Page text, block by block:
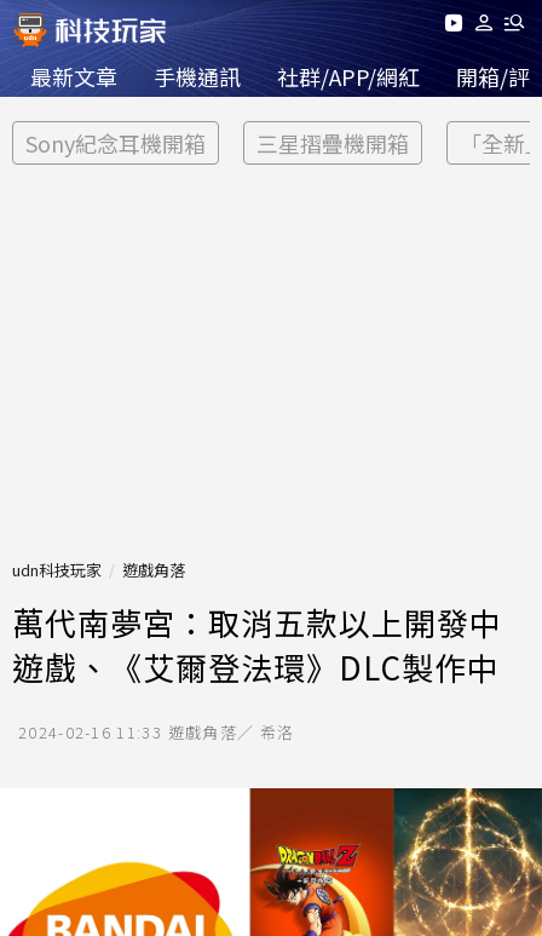
最新文章 手機通訊 社群/APP/網紅 開箱/評
Sony紀念耳機開箱 三星摺疊機開箱 「全新
udn科技玩家 遊戲角落
萬代南夢宮：取消五款以上開發中
遊戲、《艾爾登法環》DLC製作中
2024-02-16 11:33 遊戲角落／ 希洛